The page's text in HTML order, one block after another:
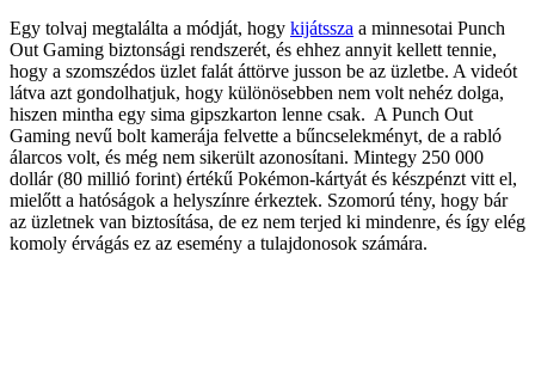
Egy tolvaj megtalálta a módját, hogy kijátssza a minnesotai Punch
Out Gaming biztonsági rendszerét, és ehhez annyit kellett tennie,
hogy a szomszédos üzlet falát áttörve jusson be az üzletbe. A videót
látva azt gondolhatjuk, hogy különösebben nem volt nehéz dolga,
hiszen mintha egy sima gipszkarton lenne csak. A Punch Out
Gaming nevű bolt kamerája felvette a bűncselekményt, de a rabló
álarcos volt, és még nem sikerült azonosítani. Mintegy 250 000
dollár (80 millió forint) értékű Pokémon-kártyát és készpénzt vitt el,
mielőtt a hatóságok a helyszínre érkeztek. Szomorú tény, hogy bár
az üzletnek van biztosítása, de ez nem terjed ki mindenre, és így elég
komoly érvágás ez az esemény a tulajdonosok számára.